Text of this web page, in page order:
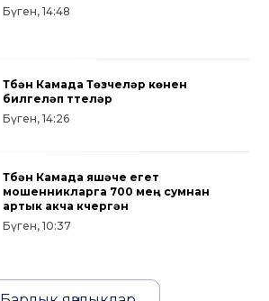
Бүген, 14:48
Түбән Камада Төзүчеләр көнен
билгеләп үттеләр
Бүген, 14:26
Түбән Камада яшәүче егет
мошенникларга 700 мең сумнан
артык акча күчергән
Бүген, 10:37